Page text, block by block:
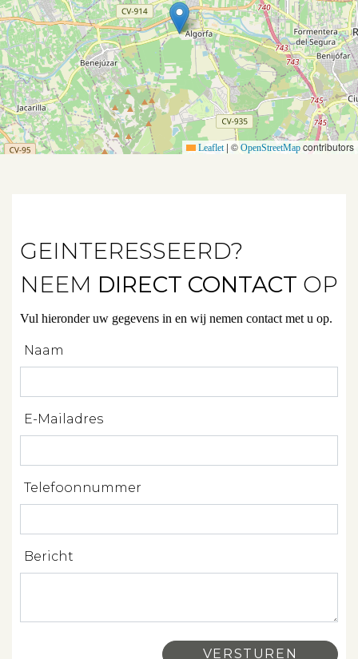
Huurwoningen
Verkocht
Verhuurd
Diensten
Projectbegeleiding
Zoeken
Spanje
Over ons
Leaflet | © OpenStreetMap contributors
GEINTERESSEERD?
NEEM DIRECT CONTACT OP
Vul hieronder uw gegevens in en wij nemen contact met u op.
Naam
E-Mailadres
Telefoonnummer
Bericht